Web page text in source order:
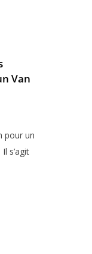
Van
pour un
s’agit